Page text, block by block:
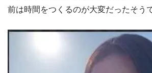
前は時間をつくるのが大変だったそう